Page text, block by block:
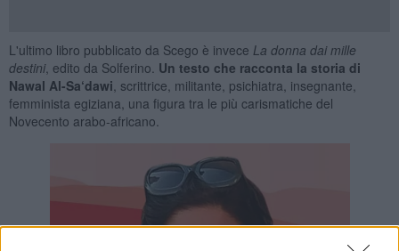
L'ultimo libro pubblicato da Scego è invece La donna dai mille
destini, edito da Solferino. Un testo che racconta la storia di
Nawal Al-Sa‘dawi , scrittrice, militante, psichiatra, insegnante,
femminista egiziana, una figura tra le più carismatiche del
Novecento arabo-africano.